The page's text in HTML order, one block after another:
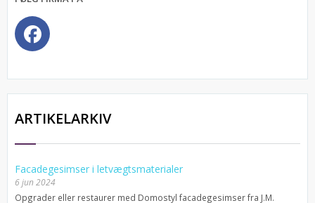
ARTIKELARKIV
Facadegesimser i letvægtsmaterialer
6 jun 2024
Opgrader eller restaurer med Domostyl facadegesimser fra J.M.